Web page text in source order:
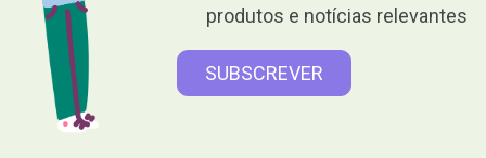
produtos e notícias relevantes